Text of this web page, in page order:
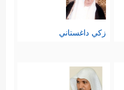
زكي داغستاني